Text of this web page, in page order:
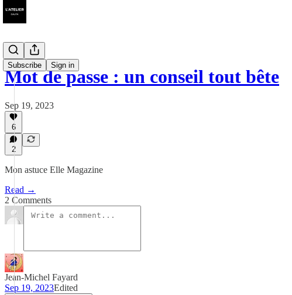
Subscribe Sign in
Mot de passe : un conseil tout bête
Sep 19, 2023
6
2
Mon astuce Elle Magazine
Read →
2 Comments
Jean-Michel Fayard
Sep 19, 2023Edited